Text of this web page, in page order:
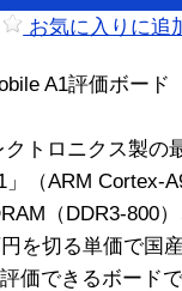
お気に入りに追
A1評価ボード
クトロニクス製の
」（ARM Cortex-
（DDR3-800
を切る単価で国
価できるボード